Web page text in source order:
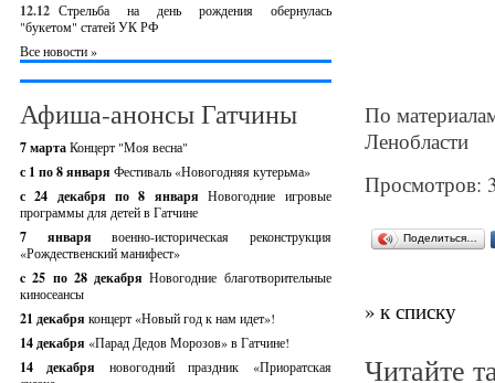
12.12 Стрельба на день рождения обернулась
"букетом" статей УК РФ
Все новости »
Афиша-анонсы Гатчины
7 мартаКонцерт "Моя весна"
с 1 по 8 января Фестиваль «Новогодняя кутерьма»
с 24 декабря по 8 январяНовогодние игровые
программы для детей в Гатчине
7 январявоенно-историческая реконструкция
«Рождественский манифест»
c 25 по 28 декабряНовогодние благотворительные
киносеансы
21 декабря концерт «Новый год к нам идет»!
14 декабря «Парад Дедов Морозов» в Гатчине!
14 декабря новогодний праздник «Приоратская
По
Ленобласти
Просмотров:
Поделиться…
» к списку
Читайте